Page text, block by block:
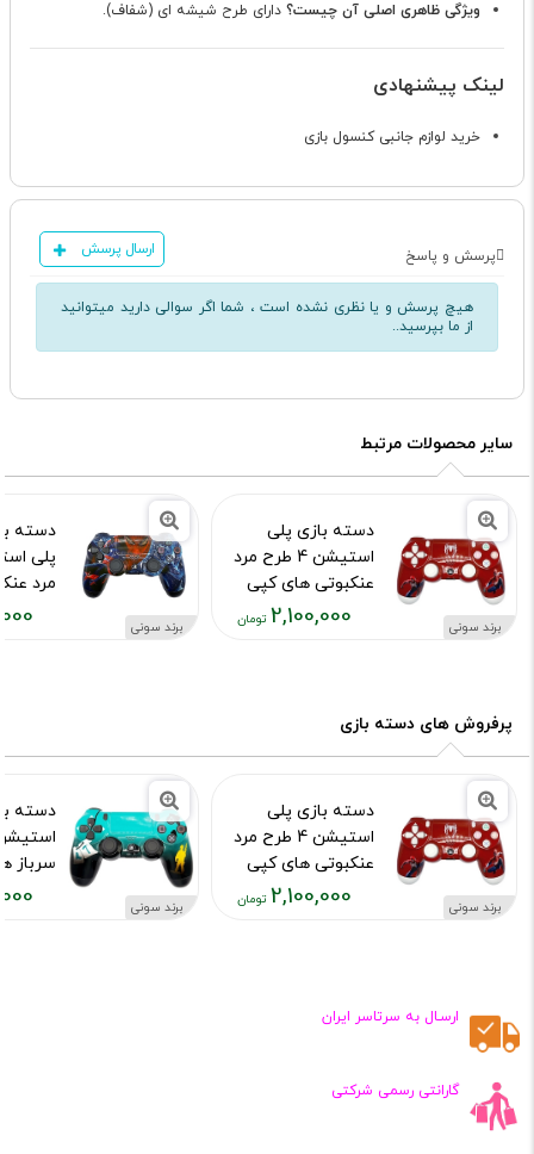
ویژگی ظاهری اصلی آن چیست؟ دارای طرح شیشه ای (شفاف).
لینک پیشنهادی
خرید لوازم جانبی کنسول بازی
پرسش و پاسخ ارسال پرسش
هیچ پرسش و یا نظری نشده است ، شما اگر سوالی دارید میتوانید
از ما بپرسید..
سایر محصولات مرتبط
برند سونی
دسته بازی پلی
استیشن 4 طرح مرد
عنکبوتی های کپی
کد محصول :10015973
2,100,000
تومان
برند سونی
دسته
مرد
کد محصول
پرفروش های دسته بازی
برند سونی
دسته بازی پلی
استیشن 4 طرح مرد
عنکبوتی های کپی
کد محصول :10015973
2,100,000 برند سونی
دسته
سرباز
کد محصول
ارسـال به سرتاسر ایران
گارانتی رسمی شرکتی